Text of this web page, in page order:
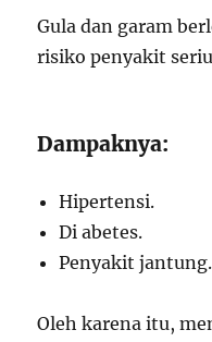
Gula dan garam
risiko penyakit
Dampaknya:
Hipertensi.
Di abetes.
Penyakit jantung.
Oleh karena itu,